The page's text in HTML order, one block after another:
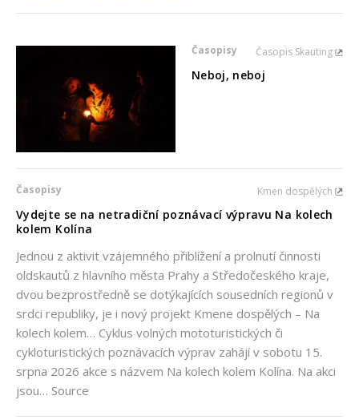
Časopisy Časopis Skauting
Neboj, neboj
Časopisy Kmen dospělých
Vydejte se na netradiční poznávací výpravu Na kolech
kolem Kolína
Jednou z aktivit vzájemného přiblížení a prolnutí činnosti
oldskautů z hlavního města Prahy a Středočeského kraje,
dvou bezprostředně se dotýkajících sousedních regionů v
srdci republiky, je i nový projekt Kmene dospělých – Na
kolech kolem… Cyklus volných mototuristických či
cykloturistických poznávacích výprav zahájí v sobotu 15.
srpna 2026 akce s názvem Na kolech kolem Kolína. Na akci
jsou… Source